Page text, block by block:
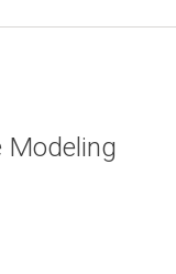
Modeling